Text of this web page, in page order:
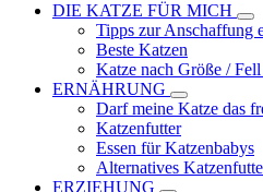
DIE KATZE FÜR MICH
Tipps zur Anschaffung
Beste Katzen
Katze nach Größe /
ERNÄHRUNG
Darf meine Katze das
Katzenfutter
Essen für Katzenbabys
Alternatives
ERZIEHUNG